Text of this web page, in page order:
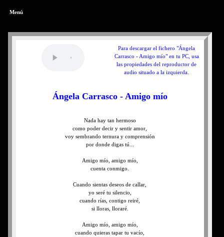
Menú
Para descargar el fichero "Ángela
Carrasco - Amigo mío" en tu PC, usa
las propiedades del reproductor de
audio situado a la izquierda.
Ángela Carrasco - Amigo mío
Nada hay tan hermoso
como poder decir y sentir amor,
voy sembrando ternura y comprensión
por donde digas tú...
Amigo mío, amigo mío,
cuenta conmigo.
Cuando sientas deseos de callar,
yo seré tu silencio,
cuando rías, contigo reiré,
si lloras, lloraré.
Amigo mío, amigo mío,
cuando quieras tapar tu vacío,